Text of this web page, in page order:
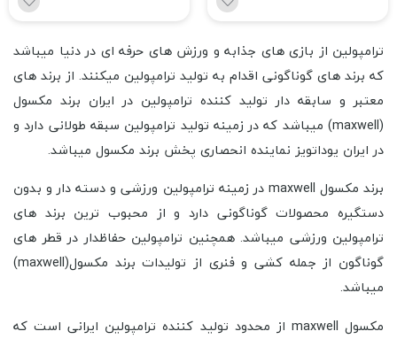
ترامپولین از بازی های جذابه و ورزش های حرفه ای در دنیا میباشد
که برند های گوناگونی اقدام به تولید ترامپولین میکنند. از برند های
معتبر و سابقه دار تولید کننده ترامپولین در ایران برند مکسول
(maxwell) میباشد که در زمینه تولید ترامپولین سبقه طولانی دارد و
در ایران یوداتویز نماینده انحصاری پخش برند مکسول میباشد.
برند مکسول maxwell در زمینه ترامپولین ورزشی و دسته دار و بدون
دستگیره محصولات گوناگونی دارد و از محبوب ترین برند های
ترامپولین ورزشی میباشد. همچنین ترامپولین حفاظدار در قطر های
گوناگون از جمله کشی و فنری از تولیدات برند مکسول(maxwell)
میباشد.
مکسول maxwell از محدود تولید کننده ترامپولین ایرانی است که